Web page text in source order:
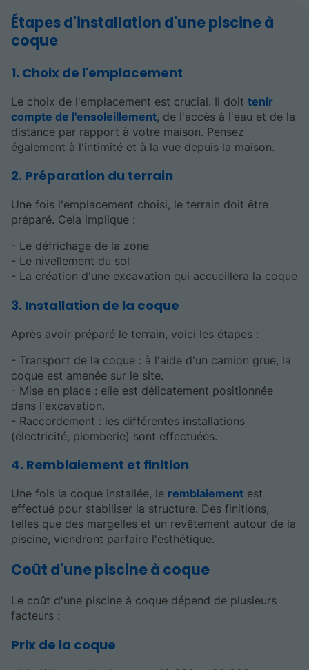
Étapes d'installation d'une piscine à
coque
1. Choix de l'emplacement
Le choix de l'emplacement est crucial. Il doit tenir
compte de l'ensoleillement, de l'accès à l'eau et de la
distance par rapport à votre maison. Pensez
également à l'intimité et à la vue depuis la maison.
2. Préparation du terrain
Une fois l'emplacement choisi, le terrain doit être
préparé. Cela implique :
- Le défrichage de la zone
- Le nivellement du sol
- La création d'une excavation qui accueillera la coque
3. Installation de la coque
Après avoir préparé le terrain, voici les étapes :
- Transport de la coque : à l'aide d'un camion grue, la
coque est amenée sur le site.
- Mise en place : elle est délicatement positionnée
dans l'excavation.
- Raccordement : les différentes installations
(électricité, plomberie) sont effectuées.
4. Remblaiement et finition
Une fois la coque installée, le remblaiement est
effectué pour stabiliser la structure. Des finitions,
telles que des margelles et un revêtement autour de la
piscine, viendront parfaire l'esthétique.
Coût d'une piscine à coque
Le coût d'une piscine à coque dépend de plusieurs
facteurs :
Prix de la coque